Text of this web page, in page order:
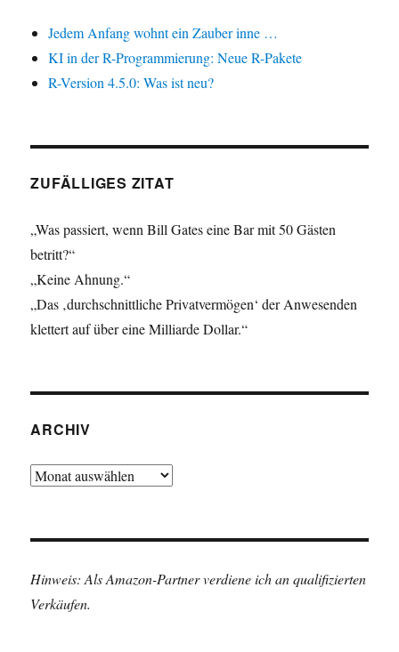
Jedem Anfang wohnt ein Zauber inne …
KI in der R-Programmierung: Neue R-Pakete
R-Version 4.5.0: Was ist neu?
ZUFÄLLIGES ZITAT
„Was passiert, wenn Bill Gates eine Bar mit 50 Gästen
betritt?“
„Keine Ahnung.“
„Das ‚durchschnittliche Privatvermögen‘ der Anwesenden
klettert auf über eine Milliarde Dollar.“
ARCHIV
Archiv
Hinweis: Als Amazon-Partner verdiene ich an qualifizierten
Verkäufen.